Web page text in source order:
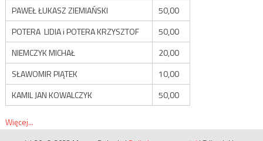
PAWEŁ ŁUKASZ ZIEMIAŃSKI
50,00
POTERA LIDIA i POTERA KRZYSZTOF
50,00
NIEMCZYK MICHAŁ
20,00
SŁAWOMIR PIĄTEK
10,00
KAMIL JAN KOWALCZYK
50,00
Więcej...